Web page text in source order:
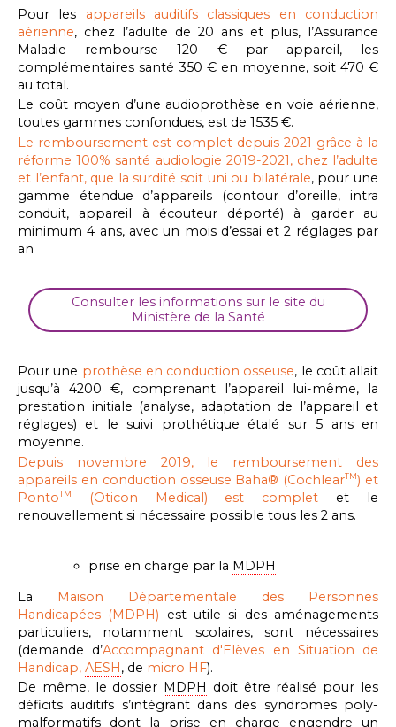
Pour les appareils auditifs classiques en conduction
aérienne, chez l’adulte de 20 ans et plus, l’Assurance
Maladie rembourse 120 € par appareil, les
complémentaires santé 350 € en moyenne, soit 470 €
au total.
Le coût moyen d’une audioprothèse en voie aérienne,
toutes gammes confondues, est de 1535 €.
Le remboursement est complet depuis 2021 grâce à la
réforme 100% santé audiologie 2019-2021, chez l’adulte
et l’enfant, que la surdité soit uni ou bilatérale, pour une
gamme étendue d’appareils (contour d’oreille, intra
conduit, appareil à écouteur déporté) à garder au
minimum 4 ans, avec un mois d’essai et 2 réglages par
an
Consulter les informations sur le site du
Ministère de la Santé
Pour une prothèse en conduction osseuse, le coût allait
jusqu’à 4200 €, comprenant l’appareil lui-même, la
prestation initiale (analyse, adaptation de l’appareil et
réglages) et le suivi prothétique étalé sur 5 ans en
moyenne.
Depuis novembre 2019, le remboursement des
appareils en conduction osseuse Baha® (CochlearTM) et
PontoTM (Oticon Medical) est complet et le
renouvellement si nécessaire possible tous les 2 ans.
prise en charge par la MDPH
La Maison Départementale des Personnes
Handicapées (MDPH) est utile si des aménagements
particuliers, notamment scolaires, sont nécessaires
(demande d’Accompagnant d'Elèves en Situation de
Handicap, AESH, de micro HF).
De même, le dossier MDPH
doit être réalisé pour les
déficits auditifs s’intégrant dans des syndromes poly-
malformatifs dont la prise en charge engendre un